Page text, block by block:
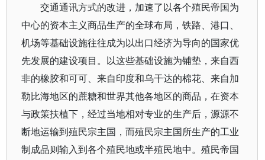
交通通讯方式的改进，加速了以各个殖民帝国为
中心的资本主义商品生产的全球布局，铁路、港口、
机场等基础设施往往成为以出口经济为导向的国家优
先发展的建设项目。以这些基础设施为铺垫，来自西
非的橡胶和可可、来自印度和乌干达的棉花、来自加
勒比海地区的蔗糖和世界其他各地区的商品，在资本
与政策扶植下，经过当地相对专业的生产后，源源不
断地运输到殖民宗主国，而殖民宗主国所生产的工业
制成品则输入到各个殖民地或半殖民地中。殖民帝国